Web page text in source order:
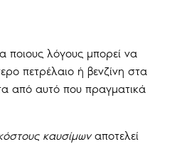
ποιους λόγους μπορεί να
πετρέλαιο ή βενζίνη στα
από αυτό που πραγματικά
καυσίμωναποτελεί